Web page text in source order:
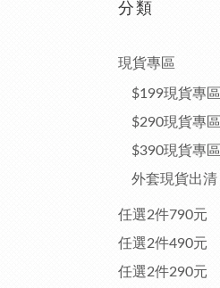
分類
現貨專區
$199現貨專區
$290現貨專區
$390現貨專區
外套現貨出清
任選2件790元
任選2件490元
任選2件290元